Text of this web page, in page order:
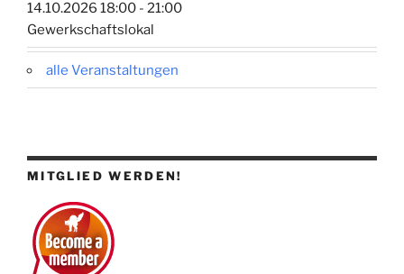
14.10.2026 18:00 - 21:00
Gewerkschaftslokal
alle Veranstaltungen
MITGLIED WERDEN!